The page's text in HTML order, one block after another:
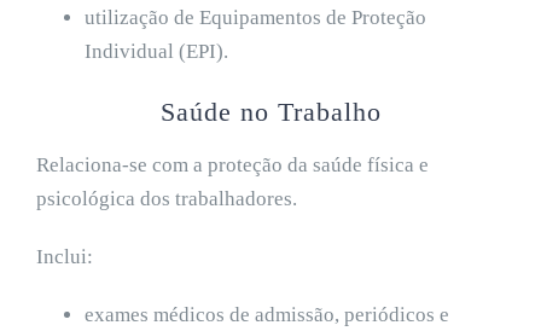
utilização de Equipamentos de Proteção
Individual (EPI).
Saúde no Trabalho
Relaciona-se com a proteção da saúde física e
psicológica dos trabalhadores.
Inclui:
exames médicos de admissão, periódicos e